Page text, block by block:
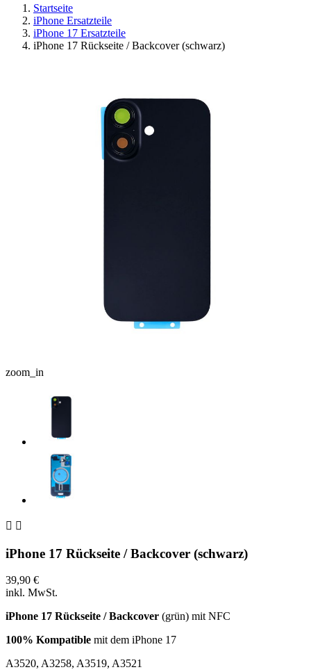
Startseite
iPhone Ersatzteile
iPhone 17 Ersatzteile
iPhone 17 Rückseite / Backcover (schwarz)
zoom_in
 
iPhone 17 Rückseite / Backcover (schwarz)
39,90 €
inkl. MwSt.
iPhone 17 Rückseite / Backcover (grün) mit NFC
100% Kompatible mit dem iPhone 17
A3520, A3258, A3519, A3521